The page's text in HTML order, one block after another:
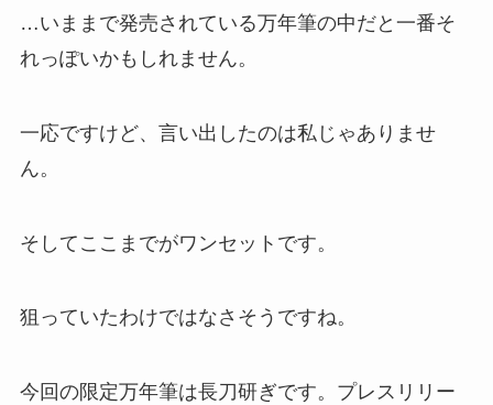
…いままで発売されている万年筆の中だと一番そ
れっぽいかもしれません。
一応ですけど、言い出したのは私じゃありませ
ん。
そしてここまでがワンセットです。
狙っていたわけではなさそうですね。
今回の限定万年筆は長刀研ぎです。プレスリリー